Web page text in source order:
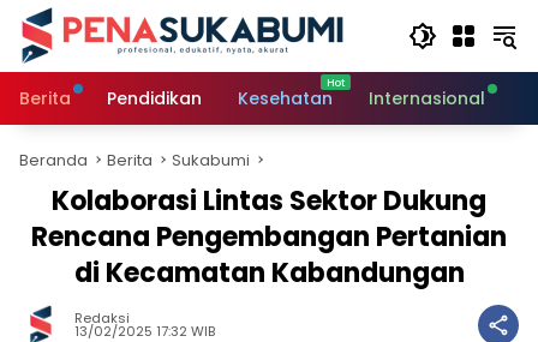
Langsung
konten
Berita
Pendidikan Kesehatan Internasional
Beranda Berita Sukabumi
Kolaborasi Lintas Sektor Dukung
Rencana Pengembangan Pertanian
di Kecamatan Kabandungan
Redaksi
13/02/2025 17:32 WIB